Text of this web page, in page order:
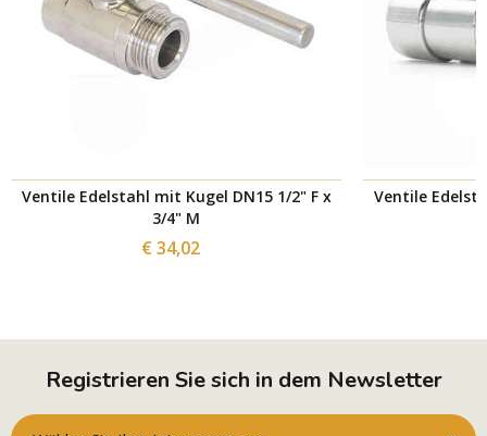
Ventile Edelstahl mit Kugel DN15 1/2" F x
3/4" M
€ 34,02
Ventile
Registrieren Sie sich in dem Newsletter